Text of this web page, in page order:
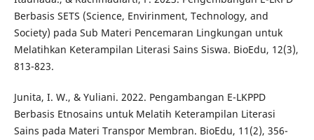
Berbasis SETS (Science, Envirinment, Technology, and
Society) pada Sub Materi Pencemaran Lingkungan untuk
Melatihkan Keterampilan Literasi Sains Siswa. BioEdu, 12(3),
813-823.
Junita, I. W., & Yuliani. 2022. Pengambangan E-LKPPD
Berbasis Etnosains untuk Melatih Keterampilan Literasi
Sains pada Materi Transpor Membran. BioEdu, 11(2), 356-